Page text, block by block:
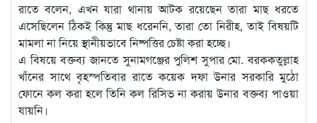
রাতে বলেন, এখন যারা থানায় আটক রয়েছেন তারা মাছ ধরতে
এসেছিলেন ঠিকই কিন্তু মাছ ধরেননি, তারা তো নিরীহ, তাই বিষয়টি
মামলা না নিয়ে স্থানীয়ভাবে নিষ্পত্তির চেষ্টা করা হচ্ছে।
এ বিষয়ে বক্তব্য জানতে সুনামগঞ্জের পুলিশ সুপার মো. বরককতুল্লাহ
খাঁনের সাথে বৃহস্পতিবার রাতে কয়েক দফা উনার সরকারি মুঠো
ফোনে কল করা হলে তিনি কল রিসিভ না করায় উনার বক্তব্য পাওয়া
যায়নি।